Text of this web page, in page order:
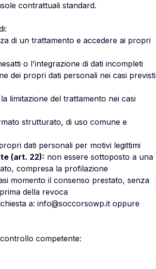
contrattuali standard.
di un trattamento e accedere ai propri
o l'integrazione di dati incompleti
dei propri dati personali nei casi previsti
limitazione del trattamento nei casi
strutturato, di uso comune e
dati personali per motivi legittimi
(art. 22): non essere sottoposto a una
compresa la profilazione
momento il consenso prestato, senza
della revoca
a: info@soccorsowp.it oppure
competente: